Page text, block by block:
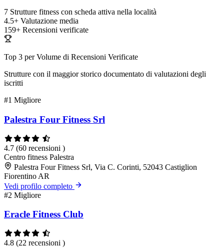
7 Strutture fitness con scheda attiva nella località
4.5+ Valutazione media
159+ Recensioni verificate
Top 3 per Volume di Recensioni Verificate
Strutture con il maggior storico documentato di valutazioni degli
iscritti
#1 Migliore
Palestra Four Fitness Srl
4.7 (60 recensioni )
Centro fitness Palestra
Palestra Four Fitness Srl, Via C. Corinti, 52043 Castiglion
Fiorentino AR
Vedi profilo completo
#2 Migliore
Eracle Fitness Club
4.8 (22 recensioni )